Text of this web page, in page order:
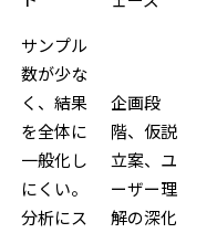
サンプル
数が少な
く、結果
を全体に
一般化し
にくい。
分析にス
企画段
階、仮説
立案、ユ
ーザー理
解の深化